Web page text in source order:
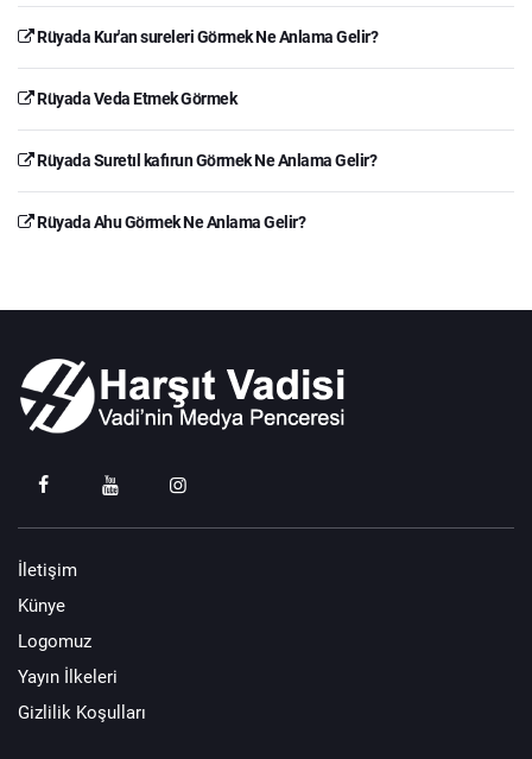
Rüyada Kur'an sureleri Görmek Ne Anlama Gelir?
Rüyada Veda Etmek Görmek
Rüyada Suretıl kafırun Görmek Ne Anlama Gelir?
Rüyada Ahu Görmek Ne Anlama Gelir?
İletişim
Künye
Logomuz
Yayın İlkeleri
Gizlilik Koşulları